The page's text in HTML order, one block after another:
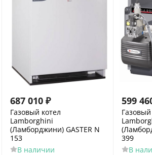
687 010 ₽
Газовый котел
Lamborghini
(Ламборджини) GASTER N
153
В наличии
599
Газовый
399
В